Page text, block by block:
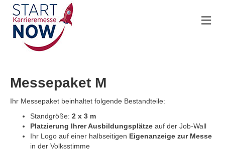
Messepaket M
Ihr Messepaket beinhaltet folgende Bestandteile:
Standgröße: 2 x 3 m
Platzierung Ihrer Ausbildungsplätze auf der Job-Wall
Ihr Logo auf einer halbseitigen Eigenanzeige zur Messe
in der Volksstimme